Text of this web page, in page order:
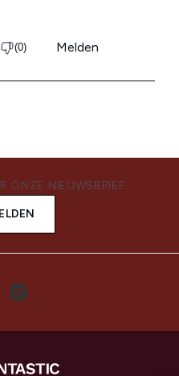
ONZE NIEUWSBRIEF